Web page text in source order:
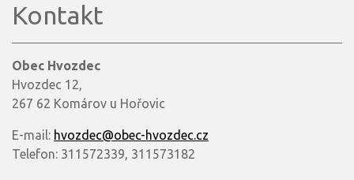
Kontakt
Obec Hvozdec
Hvozdec 12,
267 62 Komárov u Hořovic
E-mail: hvozdec@obec-hvozdec.cz
Telefon: 311572339, 311573182